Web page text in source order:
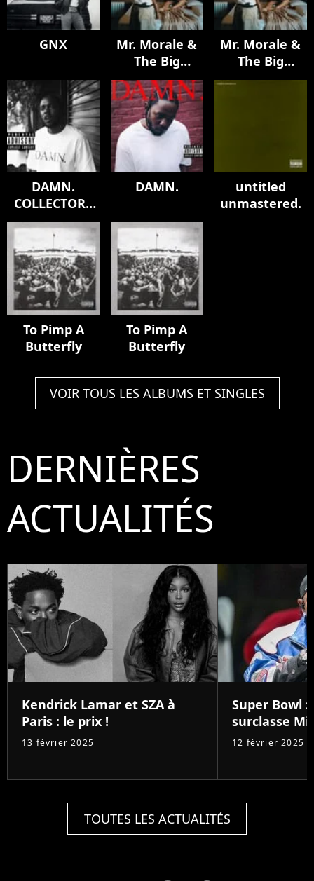
GNX
Mr. Morale &
The Big
Steppers
Mr. Morale &
The Big
Steppers
DAMN.
COLLECTORS
EDITION.
DAMN.
untitled
unmastered.
To Pimp A
Butterfly
To Pimp A
Butterfly
VOIR TOUS LES ALBUMS ET SINGLES
DERNIÈRES
ACTUALITÉS
Kendrick Lamar et SZA à
Paris : le prix !
13 février 2025
Super Bowl
surclasse
12 février 2025
TOUTES LES ACTUALITÉS